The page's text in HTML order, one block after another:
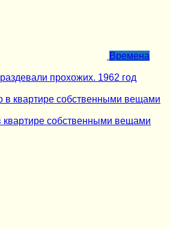
Времена
прохожих. 1962 год
собственными вещами